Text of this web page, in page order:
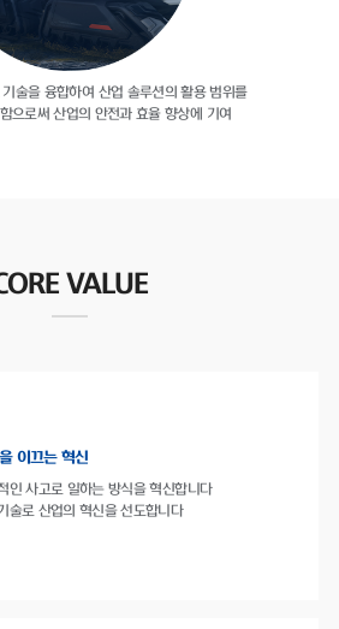
술을 융합하여 산업 솔루션의 활용 범위를
으로써산업의 안전과 효율 향상에 기여
VALUE
이끄는 혁신
인 사고로 일하는 방식을 혁신합니다
술로 산업의 혁신을 선도합니다